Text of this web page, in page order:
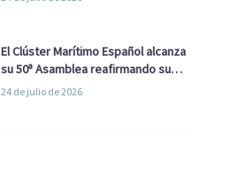
El Clúster Marítimo Español alcanza
su 50ª Asamblea reafirmando su
liderazgo en la Economía Azul
24 de julio de 2026